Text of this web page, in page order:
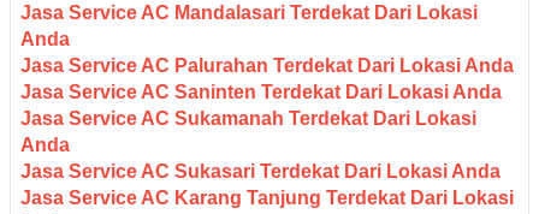
Jasa Service AC Mandalasari Terdekat Dari Lokasi
Anda
Jasa Service AC Palurahan Terdekat Dari Lokasi Anda
Jasa Service AC Saninten Terdekat Dari Lokasi Anda
Jasa Service AC Sukamanah Terdekat Dari Lokasi
Anda
Jasa Service AC Sukasari Terdekat Dari Lokasi Anda
Jasa Service AC Karang Tanjung Terdekat Dari Lokasi